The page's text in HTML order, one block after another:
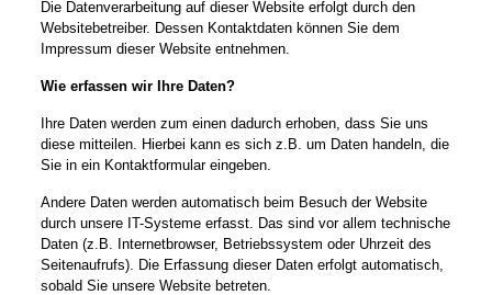
Die Datenverarbeitung auf dieser Website erfolgt durch den
Websitebetreiber. Dessen Kontaktdaten können Sie dem
Impressum dieser Website entnehmen.
Wie erfassen wir Ihre Daten?
Ihre Daten werden zum einen dadurch erhoben, dass Sie uns
diese mitteilen. Hierbei kann es sich z.B. um Daten handeln, die
Sie in ein Kontaktformular eingeben.
Andere Daten werden automatisch beim Besuch der Website
durch unsere IT-Systeme erfasst. Das sind vor allem technische
Daten (z.B. Internetbrowser, Betriebssystem oder Uhrzeit des
Seitenaufrufs). Die Erfassung dieser Daten erfolgt automatisch,
sobald Sie unsere Website betreten.